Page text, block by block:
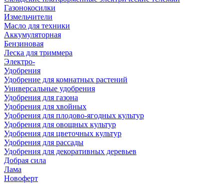
Газонокосилки
Измельчители
Масло для техники
Аккумуляторная
Бензиновая
Леска для триммера
Электро-
Удобрения
Удобрение для комнатных растений
Универсальные удобрения
Удобрения для газона
Удобрения для хвойных
Удобрения для плодово-ягодных культур
Удобрения для овощных культур
Удобрения для цветочных культур
Удобрения для рассады
Удобрения для декоративных деревьев
Добрая сила
Лама
Новоферт